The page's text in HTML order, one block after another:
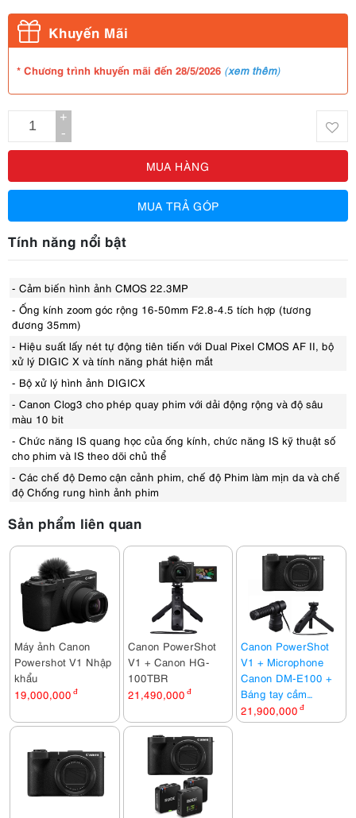
Khuyến Mãi
* Chương trình khuyến mãi đến 28/5/2026 (xem thêm)
+
-
MUA HÀNG
MUA TRẢ GÓP
Tính năng nổi bật
- Cảm biến hình ảnh CMOS 22.3MP
- Ống kính zoom góc rộng 16-50mm F2.8-4.5 tích hợp (tương
đương 35mm)
- Hiệu suất lấy nét tự động tiên tiến với Dual Pixel CMOS AF II, bộ
xử lý DIGIC X và tính năng phát hiện mắt
- Bộ xử lý hình ảnh DIGICX
- Canon Clog3 cho phép quay phim với dải động rộng và độ sâu
màu 10 bit
- Chức năng IS quang học của ống kính, chức năng IS kỹ thuật số
cho phim và IS theo dõi chủ thể
- Các chế độ Demo cận cảnh phim, chế độ Phim làm mịn da và chế
độ Chống rung hình ảnh phim
Sản phẩm liên quan
Máy ảnh Canon
Powershot V1 Nhập
khẩu
19,000,000 đ
Canon PowerShot
V1 + Canon HG-
100TBR
21,490,000 đ
Canon PowerShot
V1 + Microphone
Canon DM-E100 +
Báng tay cầm
Canon HG-100TBR
21,900,000 đ